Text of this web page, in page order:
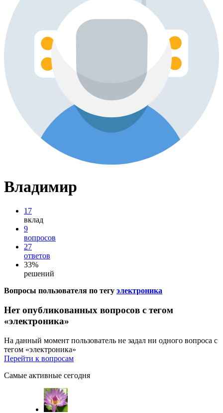
Владимир
17
вклад
9
вопросов
27
ответов
33%
решений
Вопросы пользователя по тегу электроника
Нет опубликованных вопросов с тегом
«электроника»
На данный момент пользователь не задал ни одного вопроса с
тегом «электроника»
Перейти к вопросам
Самые активные сегодня